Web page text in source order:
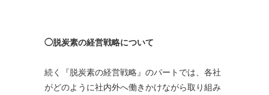
◯脱炭素の経営戦略について
続く『脱炭素の経営戦略』のパートでは、各社
がどのように社内外へ働きかけながら取り組み